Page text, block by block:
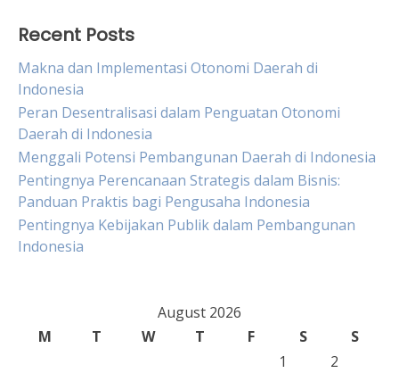
Recent Posts
Makna dan Implementasi Otonomi Daerah di
Indonesia
Peran Desentralisasi dalam Penguatan Otonomi
Daerah di Indonesia
Menggali Potensi Pembangunan Daerah di Indonesia
Pentingnya Perencanaan Strategis dalam Bisnis:
Panduan Praktis bagi Pengusaha Indonesia
Pentingnya Kebijakan Publik dalam Pembangunan
Indonesia
August 2026
M
T W T F S
S
1
2